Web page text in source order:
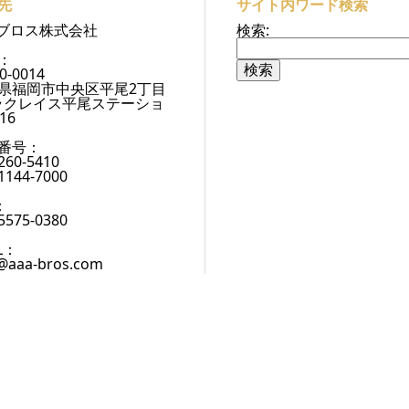
ロス株式会社
0014
福岡市中央区平尾2丁目
レイス平尾ステーショ
号：
5410
7000
0380
bros.com
サイト内ワード検索
検索: